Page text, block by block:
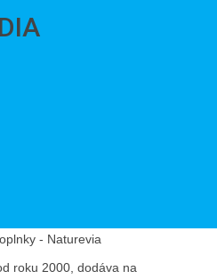
roku 2000, dodáva na